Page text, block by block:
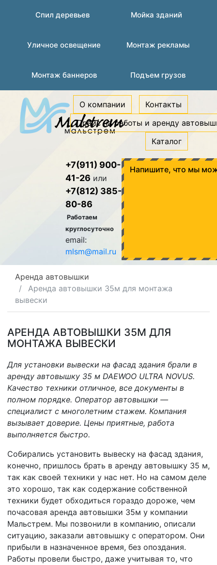
Спил деревьев Мойка зданий
Уличное освещение Монтаж рекламы
Монтаж баннеров Подъем грузов
О компании
Контакты
Прайс на работы и аренду
Каталог
+7(911) 900-
41-26 или
+7(812) 385-
80-86
Работаем
круглосуточно
email:
mlsm@mail.ru
Напишите, что мы
Аренда автовышки
Аренда автовышки 35м для монтажа
вывески
АРЕНДА АВТОВЫШКИ 35М ДЛЯ
МОНТАЖА ВЫВЕСКИ
Для установки вывески на фасад здания брали в
аренду автовышку 35 м DAEWOO ULTRA NOVUS.
Качество техники отличное, все документы в
полном порядке. Оператор автовышки —
специалист с многолетним стажем. Компания
вызывает доверие. Цены приятные, работа
выполняется быстро.
Собирались установить вывеску на фасад здания,
конечно, пришлось брать в аренду автовышку 35 м,
так как своей техники у нас нет. Но на самом деле
это хорошо, так как содержание собственной
техники будет обходиться гораздо дороже, чем
почасовая аренда автовышки 35м у компании
Мальстрем. Мы позвонили в компанию, описали
ситуацию, заказали автовышку с оператором. Они
прибыли в назначенное время, без опоздания.
Работы провели быстро, даже учитывая то, что